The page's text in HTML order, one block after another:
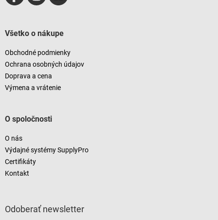
Všetko o nákupe
Obchodné podmienky
Ochrana osobných údajov
Doprava a cena
Výmena a vrátenie
O spoločnosti
O nás
Výdajné systémy SupplyPro
Certifikáty
Kontakt
Odoberať newsletter